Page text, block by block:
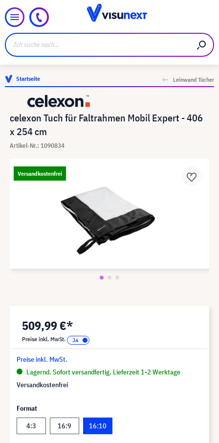
Startseite Leinwand Tücher
celexon Tuch für Faltrahmen Mobil Expert - 406
x 254 cm
Artikel-Nr.: 1090834
Versandkostenfrei
509,99 €*
Preise inkl. MwSt.
Preise inkl. MwSt.
Lagernd. Sofort versandfertig. Lieferzeit 1-2 Werktage
Versandkostenfrei
Format
4:3
16:9 16:10